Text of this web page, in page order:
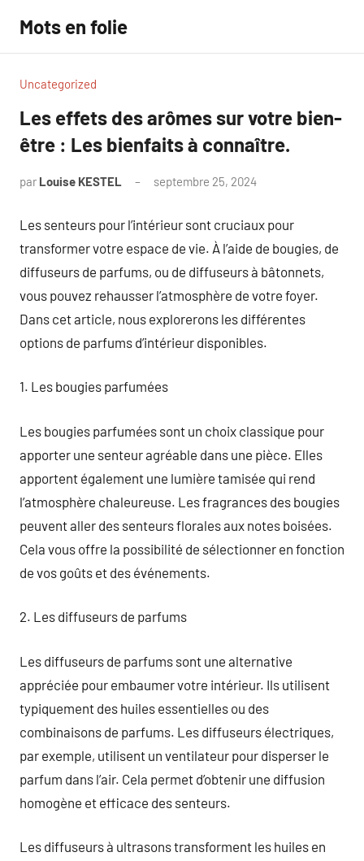
contenu
Mots en folie
Uncategorized
Les effets des arômes sur votre bien-
être : Les bienfaits à connaître.
par Louise KESTEL septembre 25, 2024
Les senteurs pour l’intérieur sont cruciaux pour
transformer votre espace de vie. À l’aide de bougies, de
diffuseurs de parfums, ou de diffuseurs à bâtonnets,
vous pouvez rehausser l’atmosphère de votre foyer.
Dans cet article, nous explorerons les différentes
options de parfums d’intérieur disponibles.
1. Les bougies parfumées
Les bougies parfumées sont un choix classique pour
apporter une senteur agréable dans une pièce. Elles
apportent également une lumière tamisée qui rend
l’atmosphère chaleureuse. Les fragrances des bougies
peuvent aller des senteurs florales aux notes boisées.
Cela vous offre la possibilité de sélectionner en fonction
de vos goûts et des événements.
2. Les diffuseurs de parfums
Les diffuseurs de parfums sont une alternative
appréciée pour embaumer votre intérieur. Ils utilisent
typiquement des huiles essentielles ou des
combinaisons de parfums. Les diffuseurs électriques,
par exemple, utilisent un ventilateur pour disperser le
parfum dans l’air. Cela permet d’obtenir une diffusion
homogène et efficace des senteurs.
Les diffuseurs à ultrasons transforment les huiles en